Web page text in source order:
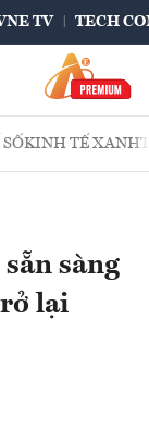
TV TECH
KINH TẾ XANH
sàng
lại